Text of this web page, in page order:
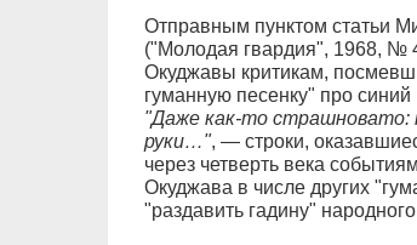
Отправным пунктом статьи
("Молодая гвардия", 1968, №
Окуджавы критикам,
гуманную песенку" про
"Даже как-то страшновато:
руки…", — строки,
через четверть века
Окуджава в числе других
"раздавить гадину"